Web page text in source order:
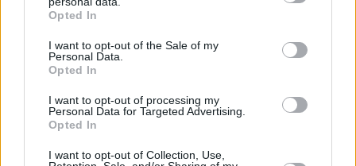
grant or deny consent to Google and its third-party tags to
use your data for below specified purposes in below Google
consent section.
Opted In
I want to opt-out of the Sale of my
Personal Data.
Opted In
I want to opt-out of processing my
Personal Data for Targeted Advertising.
Opted In
I want to opt-out of Collection, Use,
03.03.2021, 17:24